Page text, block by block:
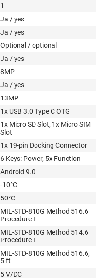
1
Ja / yes
Ja / yes
Optional / optional
Ja / yes
8MP
Ja / yes
13MP
1x USB 3.0 Type C OTG
1x Micro SD Slot, 1x Micro SIM
Slot
1x 19-pin Docking Connector
6 Keys: Power, 5x Function
Android 9.0
-10°C
50°C
MIL-STD-810G Method 516.6
Procedure I
MIL-STD-810G Method 514.6
Procedure I
MIL-STD-810G Method 516.6,
5 ft
5 V/DC